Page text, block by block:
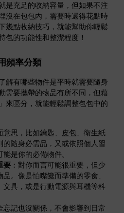
是充足的收納容量，但如果不注
沒在包包內，需要時還得花點時
幾點收納技巧，就能幫助你輕鬆
包的功能性和整潔程度！
頻率分類
解有哪些物件是平時就需要隨身
需要攜帶的物品有所不同，但藉
來區分，就能輕鬆調整包包中的
意思，比如鑰匙、 皮包、衛生紙
的隨身必需品，又或依照個人習
是你的必備物件。
要 ：對你而言可能很重要，但少
。像是怕嘴饞而準備的零食、
文具，或是行動電源與耳機等科
忘記也沒關係，不會影響到日常